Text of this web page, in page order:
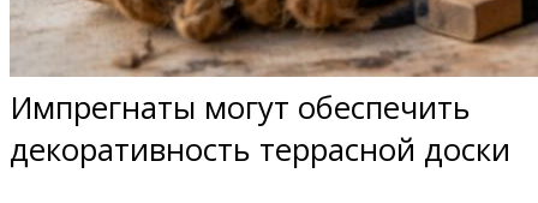
Импрегнаты могут обеспечить
декоративность террасной доски